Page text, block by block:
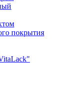
покрытия